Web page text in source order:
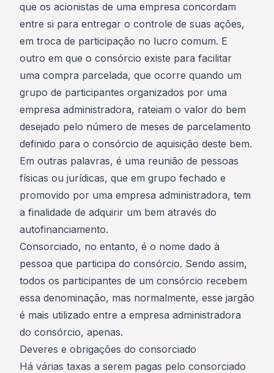
que os acionistas de uma empresa concordam
entre si para entregar o controle de suas ações,
em troca de participação no lucro comum. E
outro em que o consórcio existe para facilitar
uma compra parcelada, que ocorre quando um
grupo de participantes organizados por uma
empresa administradora, rateiam o valor do bem
desejado pelo número de meses de parcelamento
definido para o consórcio de aquisição deste bem.
Em outras palavras, é uma reunião de pessoas
físicas ou jurídicas, que em grupo fechado e
promovido por uma empresa administradora, tem
a finalidade de adquirir um bem através do
autofinanciamento.
Consorciado, no entanto, é o nome dado à
pessoa que participa do consórcio. Sendo assim,
todos os participantes de um consórcio recebem
essa denominação, mas normalmente, esse jargão
é mais utilizado entre a empresa administradora
do consórcio, apenas.
Deveres e obrigações do consorciado
Há várias taxas a serem pagas pelo consorciado